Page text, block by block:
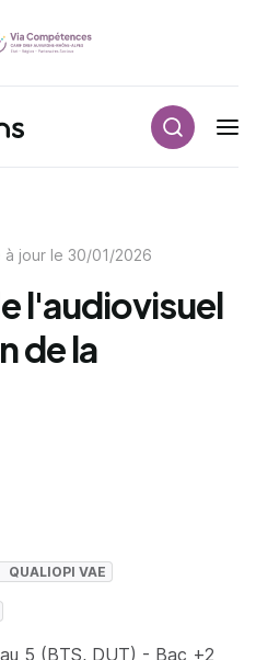
Navigation principale
à jour le 30/01/2026
l'audiovisuel
de la
QUALIOPI VAE
5 (BTS, DUT) - Bac +2